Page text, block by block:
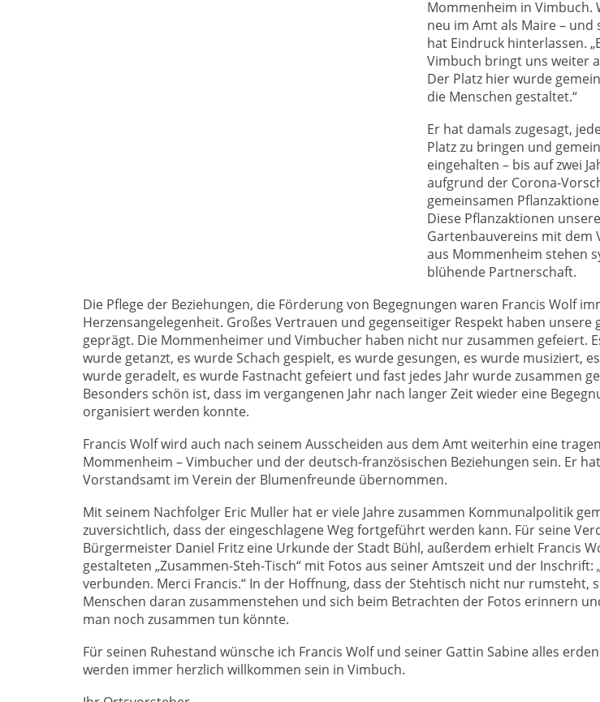
Mommenheim in Vimbuch.
neu im Amt als Maire – und
hat Eindruck hinterlassen.
Vimbuch bringt uns weiter
Der Platz hier wurde
die Menschen gestaltet.“
Er hat damals zugesagt,
Platz zu bringen und
eingehalten – bis auf zwei
aufgrund der Corona-
gemeinsamen
Diese Pflanzaktionen
Gartenbauvereins mit dem
aus Mommenheim stehen
blühende Partnerschaft.
Die Pflege der Beziehungen, die Förderung von Begegnungen waren Francis Wolf
Herzensangelegenheit. Großes Vertrauen und gegenseitiger Respekt haben unsere
geprägt. Die Mommenheimer und Vimbucher haben nicht nur zusammen gefeiert.
wurde getanzt, es wurde Schach gespielt, es wurde gesungen, es wurde musiziert,
wurde geradelt, es wurde Fastnacht gefeiert und fast jedes Jahr wurde zusammen
Besonders schön ist, dass im vergangenen Jahr nach langer Zeit wieder eine
organisiert werden konnte.
Francis Wolf wird auch nach seinem Ausscheiden aus dem Amt weiterhin eine
Mommenheim – Vimbucher und der deutsch-französischen Beziehungen sein. Er
Vorstandsamt im Verein der Blumenfreunde übernommen.
Mit seinem Nachfolger Eric Muller hat er viele Jahre zusammen Kommunalpolitik
zuversichtlich, dass der eingeschlagene Weg fortgeführt werden kann. Für seine
Bürgermeister Daniel Fritz eine Urkunde der Stadt Bühl, außerdem erhielt Francis
gestalteten „Zusammen-Steh-Tisch“ mit Fotos aus seiner Amtszeit und der Inschrift:
verbunden. Merci Francis.“ In der Hoffnung, dass der Stehtisch nicht nur rumsteht,
Menschen daran zusammenstehen und sich beim Betrachten der Fotos erinnern
man noch zusammen tun könnte.
Für seinen Ruhestand wünsche ich Francis Wolf und seiner Gattin Sabine alles
werden immer herzlich willkommen sein in Vimbuch.